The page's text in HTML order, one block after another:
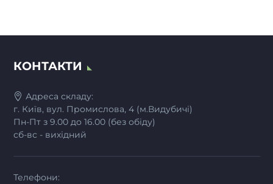
КОНТАКТИ
Адреса складу:
г. Київ, вул. Промислова, 4 (м.Видубичі)
Пн-Пт з 9.00 до 16.00 (без обіду)
сб-вс - вихідний
Телефони: